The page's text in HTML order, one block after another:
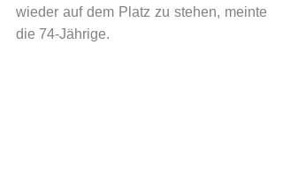
wieder auf dem Platz zu stehen, meinte
die 74-Jährige.